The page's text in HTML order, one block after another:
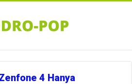
4 Hanya